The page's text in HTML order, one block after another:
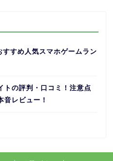
すすめ人気スマホゲームラン
トの評判・口コミ！注意点
音レビュー！